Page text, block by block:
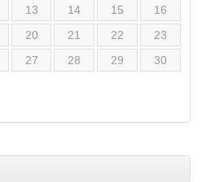
13 14 15
16
20 21 22
23
27 28 29
30